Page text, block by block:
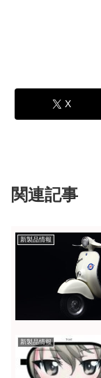
X
関連記事
新製品情報
新製品情報